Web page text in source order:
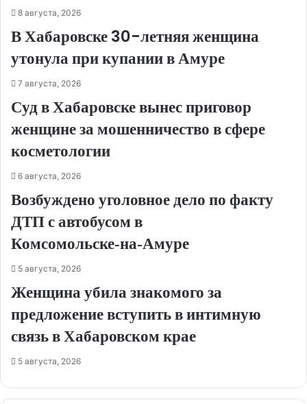
8 августа, 2026
В Хабаровске 30-летняя женщина
утонула при купании в Амуре
7 августа, 2026
Суд в Хабаровске вынес приговор
женщине за мошенничество в сфере
косметологии
6 августа, 2026
Возбуждено уголовное дело по факту
ДТП с автобусом в
Комсомольске‑на‑Амуре
5 августа, 2026
Женщина убила знакомого за
предложение вступить в интимную
связь в Хабаровском крае
5 августа, 2026